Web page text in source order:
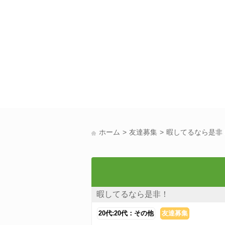
ホーム 友達募集 暇してるなら是非
暇してるなら是非！
20代:20代：その他 友達募集